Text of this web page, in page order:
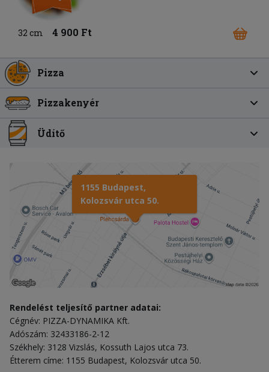
32 cm 4 900 Ft
Pizza
Pizzakenyér
Üdítő
1155 Budapest,
Kolozsvár utca 50.
Rendelést teljesítő partner adatai:
Cégnév: PIZZA-DYNAMIKA Kft.
Adószám: 32433186-2-12
Székhely: 3128 Vizslás, Kossuth Lajos utca 73.
Étterem címe: 1155 Budapest, Kolozsvár utca 50.